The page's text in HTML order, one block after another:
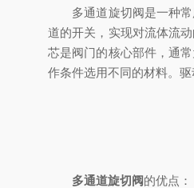
多通道旋切阀是一种常
道的开关，实现对流体流
芯是阀门的核心部件，通
作条件选用不同的材料。
多通道旋切阀的优点：